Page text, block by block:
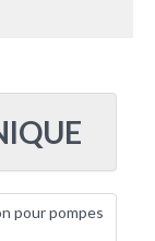
pour pompes